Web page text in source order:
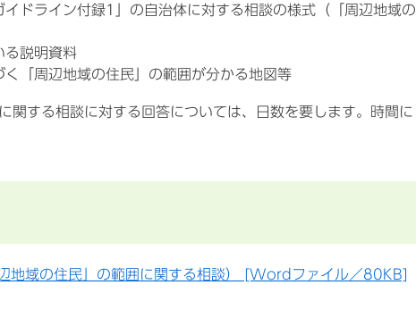
イドライン付録1」の自治体に対する相談の様式（「周辺地域の
る説明資料
「周辺地域の住民」の範囲が分かる地図等
関する相談に対する回答については、日数を要します。時間に
地域の住民」の範囲に関する相談） [Wordファイル／80KB]